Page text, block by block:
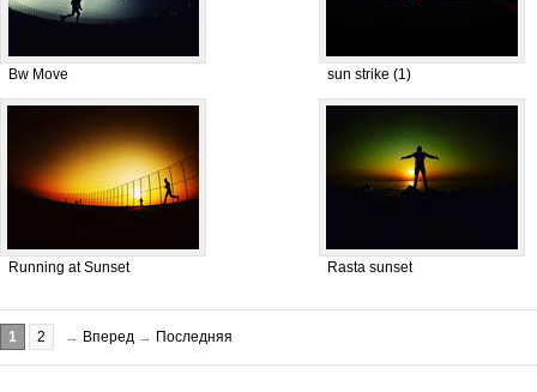
Bw Move sun strike (1)
Running at Sunset Rasta sunset
1 2 → Вперед → Последняя